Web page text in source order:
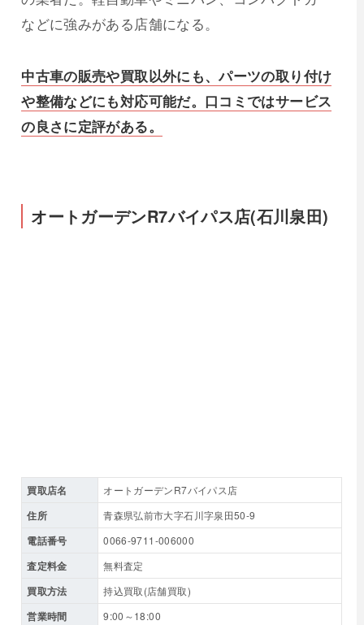
などに強みがある店舗になる。
中古車の販売や買取以外にも、パーツの取り付け
や整備などにも対応可能だ。口コミではサービス
の良さに定評がある。
オートガーデンR7バイパス店(石川泉田)
買取店名 オートガーデンR7バイパス店
住所 青森県弘前市大字石川字泉田50-9
電話番号 0066-9711-006000
査定料金 無料査定
買取方法 持込買取(店舗買取)
営業時間 9:00～18:00